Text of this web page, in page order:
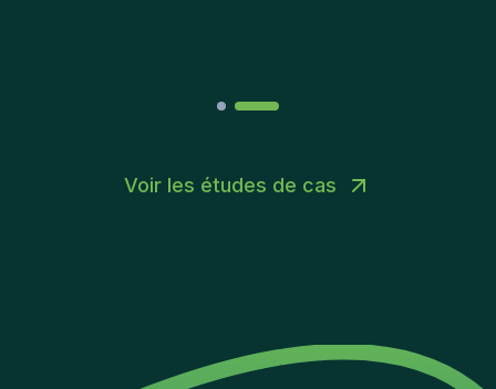
Voir les études de cas